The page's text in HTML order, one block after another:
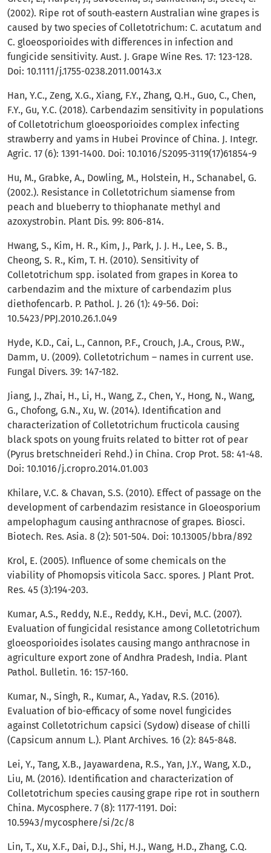
(2002). Ripe rot of south‐eastern Australian wine grapes is
caused by two species of Colletotrichum: C. acutatum and
C. gloeosporioides with differences in infection and
fungicide sensitivity. Aust. J. Grape Wine Res. 17: 123-128.
Doi: 10.1111/j.1755-0238.2011.00143.x
Han, Y.C., Zeng, X.G., Xiang, F.Y., Zhang, Q.H., Guo, C., Chen,
F.Y., Gu, Y.C. (2018). Carbendazim sensitivity in populations
of Colletotrichum gloeosporioides complex infecting
strawberry and yams in Hubei Province of China. J. Integr.
Agric. 17 (6): 1391-1400. Doi: 10.1016/S2095-3119(17)61854-9
Hu, M., Grabke, A., Dowling, M., Holstein, H., Schanabel, G.
(2002.). Resistance in Colletotrichum siamense from
peach and blueberry to thiophanate methyl and
azoxystrobin. Plant Dis. 99: 806-814.
Hwang, S., Kim, H. R., Kim, J., Park, J. J. H., Lee, S. B.,
Cheong, S. R., Kim, T. H. (2010). Sensitivity of
Colletotrichum spp. isolated from grapes in Korea to
carbendazim and the mixture of carbendazim plus
diethofencarb. P. Pathol. J. 26 (1): 49-56. Doi:
10.5423/PPJ.2010.26.1.049
Hyde, K.D., Cai, L., Cannon, P.F., Crouch, J.A., Crous, P.W.,
Damm, U. (2009). Colletotrichum – names in current use.
Fungal Divers. 39: 147-182.
Jiang, J., Zhai, H., Li, H., Wang, Z., Chen, Y., Hong, N., Wang,
G., Chofong, G.N., Xu, W. (2014). Identification and
characterization of Colletotrichum fructicola causing
black spots on young fruits related to bitter rot of pear
(Pyrus bretschneideri Rehd.) in China. Crop Prot. 58: 41-48.
Doi: 10.1016/j.cropro.2014.01.003
Khilare, V.C. & Chavan, S.S. (2010). Effect of passage on the
development of carbendazim resistance in Gloeosporium
ampelophagum causing anthracnose of grapes. Biosci.
Biotech. Res. Asia. 8 (2): 501-504. Doi: 10.13005/bbra/892
Krol, E. (2005). Influence of some chemicals on the
viability of Phomopsis viticola Sacc. spores. J Plant Prot.
Res. 45 (3):194-203.
Kumar, A.S., Reddy, N.E., Reddy, K.H., Devi, M.C. (2007).
Evaluation of fungicidal resistance among Colletotrichum
gloeosporioides isolates causing mango anthracnose in
agriculture export zone of Andhra Pradesh, India. Plant
Pathol. Bulletin. 16: 157-160.
Kumar, N., Singh, R., Kumar, A., Yadav, R.S. (2016).
Evaluation of bio-efficacy of some novel fungicides
against Colletotrichum capsici (Sydow) disease of chilli
(Capsicum annum L.). Plant Archives. 16 (2): 845-848.
Lei, Y., Tang, X.B., Jayawardena, R.S., Yan, J.Y., Wang, X.D.,
Liu, M. (2016). Identification and characterization of
Colletotrichum species causing grape ripe rot in southern
China. Mycosphere. 7 (8): 1177-1191. Doi:
10.5943/mycosphere/si/2c/8
Lin, T., Xu, X.F., Dai, D.J., Shi, H.J., Wang, H.D., Zhang, C.Q.